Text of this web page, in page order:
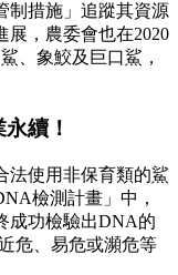
制措施」追蹤其資源
展，農委會也在2020
、象鮫及巨口鯊，
續！
法使用非保育類的鯊
檢測計畫」中，
成功檢驗出DNA的
危、易危或瀕危等